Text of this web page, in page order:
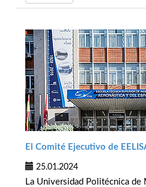
El Comité Ejecutivo de
25.01.2024
La Universidad Politécnica